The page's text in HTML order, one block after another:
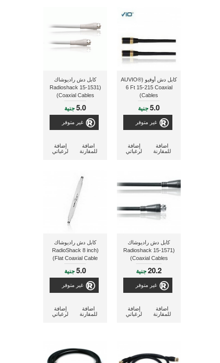
كابل دش أوفيو (AUVIO®
6 Ft 15-215 Coaxial
Cables)
5.0جنية
غير متوفر
إضافة
لرغباتي
اضافة
للمقارنة
كابل دش راديوشاك
(Radioshack 15-1531
Coaxial Cables)
5.0جنية
غير متوفر
إضافة
لرغباتي
اضافة
للمقارنة
كابل دش راديوشاك
(Radioshack 15-1571
Coaxial Cables)
20.2جنية
غير متوفر
إضافة
لرغباتي
اضافة
للمقارنة
كابل دش راديوشاك
(RadioShack 8 inch
Flat Coaxial Cable)
5.0جنية
غير متوفر
إضافة
لرغباتي
اضافة
للمقارنة